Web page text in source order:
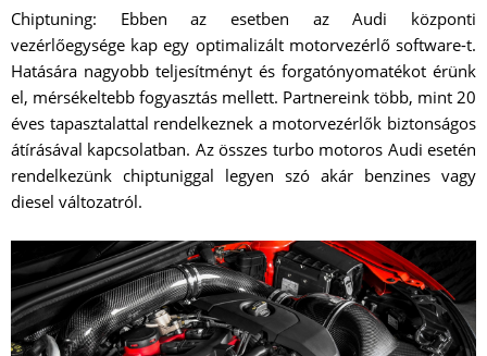
Chiptuning: Ebben az esetben az Audi központi
vezérlőegysége kap egy optimalizált motorvezérlő software-t.
Hatására nagyobb teljesítményt és forgatónyomatékot érünk
el, mérsékeltebb fogyasztás mellett. Partnereink több, mint 20
éves tapasztalattal rendelkeznek a motorvezérlők biztonságos
átírásával kapcsolatban. Az összes turbo motoros Audi esetén
rendelkezünk chiptuniggal legyen szó akár benzines vagy
diesel változatról.